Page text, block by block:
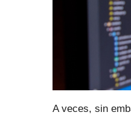
A veces, sin